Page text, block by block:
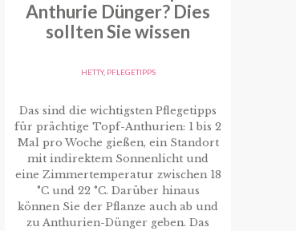
Anthurie Dünger? Dies
sollten Sie wissen
HETTY, PFLEGETIPPS
Das sind die wichtigsten Pflegetipps
für prächtige Topf-Anthurien: 1 bis 2
Mal pro Woche gießen, ein Standort
mit indirektem Sonnenlicht und
eine Zimmertemperatur zwischen 18
°C und 22 °C. Darüber hinaus
können Sie der Pflanze auch ab und
zu Anthurien-Dünger geben. Das